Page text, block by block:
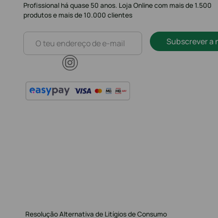
Profissional há quase 50 anos. Loja Online com mais de 1.500
produtos e mais de 10.000 clientes
Subscrever a
Resolução Alternativa de Litígios de Consumo